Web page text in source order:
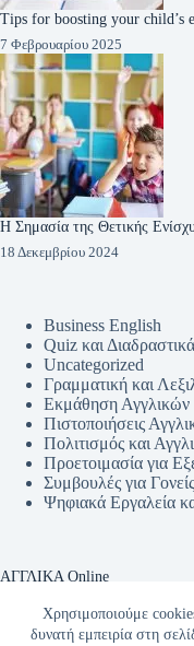
Χρησιμοποιούμε
δυνατή εμπειρία στη
Tips for boosting your child’s
7 Φεβρουαρίου 2025
Η Σημασία της Θετικής
18 Δεκεμβρίου 2024
Business English
Quiz και
Uncategorized
Γραμματική και
Εκμάθηση Αγγλικών
Πιστοποιήσεις
Πολιτισμός και
Προετοιμασία για
Συμβουλές για
Ψηφιακά Εργαλεία
ΑΓΓΛΙΚΑ Online
Το blog για να μάθετε
συμβουλές και